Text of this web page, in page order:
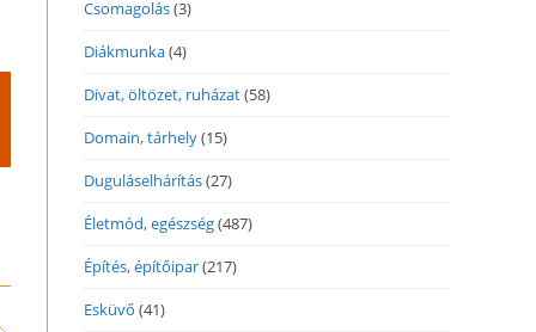
Csomagolás(3)
Diákmunka(4)
Divat, öltözet, ruházat(58)
Domain, tárhely(15)
Duguláselhárítás(27)
Életmód, egészség(487)
Építés, építőipar(217)
Esküvő (41)